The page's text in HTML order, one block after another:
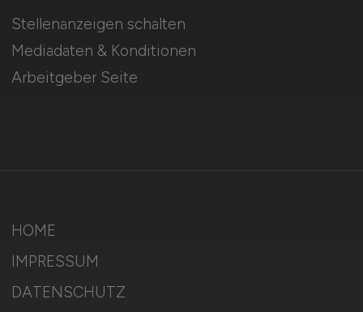
Stellenanzeigen schalten
Mediadaten & Konditionen
Arbeitgeber Seite
HOME
IMPRESSUM
DATENSCHUTZ